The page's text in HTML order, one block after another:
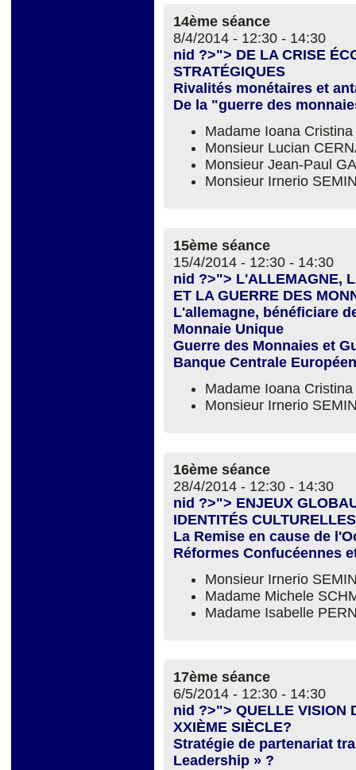
14ème séance
8/4/2014 - 12:30 - 14:30
nid ?>"> DE LA CRISE
STRATÉGIQUES
Rivalités monétaires et
De la "guerre des
Madame Ioana
Monsieur Lucian
Monsieur Jean-Paul
Monsieur Irnerio
15ème séance
15/4/2014 - 12:30 - 14:30
nid ?>"> L'ALLEMAGNE,
ET LA GUERRE DES
L'allemagne, bénéficiare
Monnaie Unique
Guerre des Monnaies et
Banque Centrale
Madame Ioana
Monsieur Irnerio
16ème séance
28/4/2014 - 12:30 - 14:30
nid ?>"> ENJEUX
IDENTITÉS CULTURELLES
La Remise en cause de
Réformes Confucéennes
Monsieur Irnerio
Madame Michele
Madame Isabelle
17ème séance
6/5/2014 - 12:30 - 14:30
nid ?>"> QUELLE VISION
XXIÈME SIÈCLE?
Stratégie de partenariat
Leadership » ?